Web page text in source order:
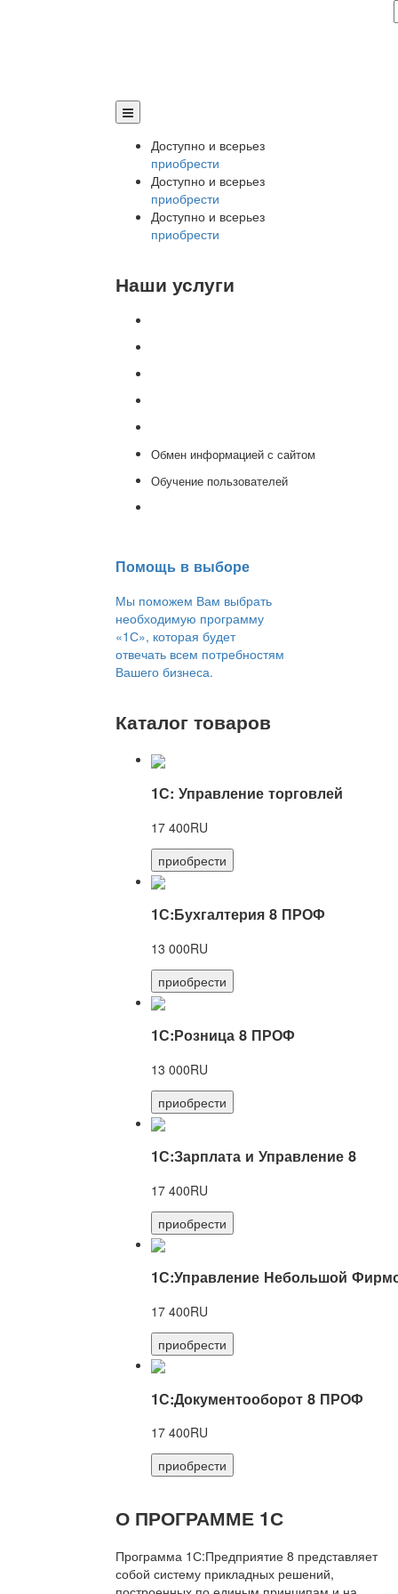
Доступно и всерьез
приобрести
Доступно и всерьез
приобрести
Доступно и всерьез
приобрести
Наши услуги
Обмен информацией с сайтом
Обучение пользователей
Помощь в выборе
Мы поможем Вам выбрать
необходимую программу
«1С», которая будет
отвечать всем потребностям
Вашего бизнеса.
Каталог товаров
1С: Управление торговлей
17 400RU
приобрести
1С:Бухгалтерия 8 ПРОФ
13 000RU
приобрести
1С:Розница 8 ПРОФ
13 000RU
приобрести
1С:Зарплата и Управление 8
17 400RU
приобрести
1С:Управление Небольшой
17 400RU
приобрести
1С:Документооборот 8 ПРОФ
17 400RU
приобрести
О ПРОГРАММЕ 1С
Программа 1С:Предприятие 8 представляет
собой систему прикладных решений,